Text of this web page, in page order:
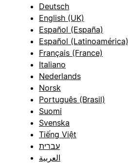
Deutsch
English (UK)
Español (España)
Español (Latinoamérica)
Français (France)
Italiano
Nederlands
Norsk
Português (Brasil)
Suomi
Svenska
Tiếng Việt
עברית
العربية